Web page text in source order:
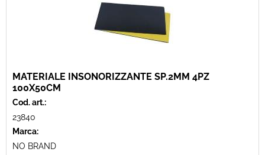
MATERIALE INSONORIZZANTE SP.2MM 4PZ
100X50CM
Cod. art.:
23840
Marca:
NO BRAND